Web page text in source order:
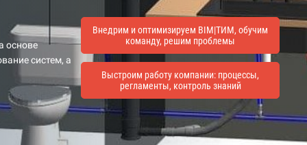
основе
систем, а
Внедрим и оптимизируем BIM|ТИМ, обучим
команду, решим проблемы
Выстроим работу компании: процессы,
регламенты, контроль знаний